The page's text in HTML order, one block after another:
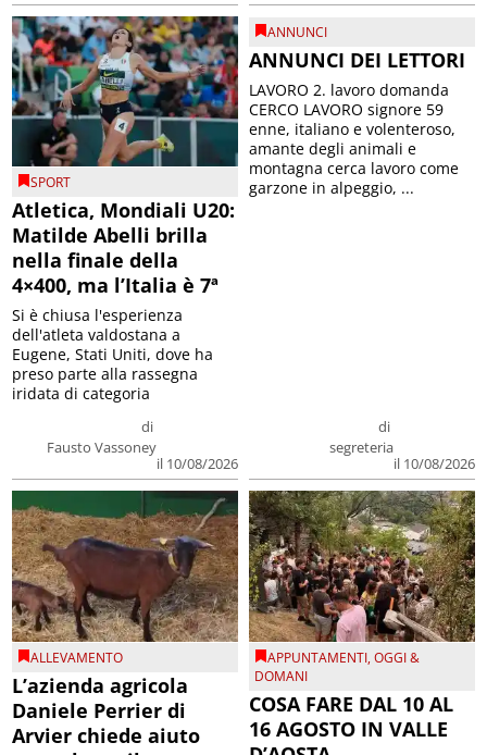
SPORT
Atletica, Mondiali U20:
Matilde Abelli brilla
nella finale della
4×400, ma l’Italia è 7ª
di
Fausto Vassoney
il 10/08/2026
Si è chiusa l'esperienza
dell'atleta valdostana a
Eugene, Stati Uniti, dove ha
preso parte alla rassegna
iridata di categoria
ANNUNCI
ANNUNCI DEI LETTORI
di
segreteria
il 10/08/2026
LAVORO 2. lavoro domanda
CERCO LAVORO signore 59
enne, italiano e volenteroso,
amante degli animali e
montagna cerca lavoro come
garzone in alpeggio, ...
ALLEVAMENTO
L’azienda agricola
Daniele Perrier di
Arvier chiede aiuto
APPUNTAMENTI,OGGI &
DOMANI
COSA FARE DAL 10 AL
16 AGOSTO IN VALLE